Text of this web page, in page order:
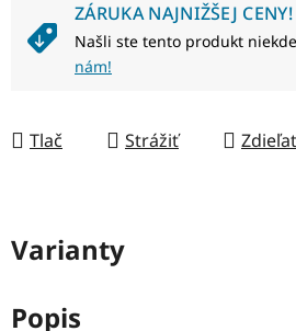
ZÁRUKA NAJNIŽŠEJ CENY!
Našli ste tento produkt
nám!
Tlač Strážiť Zdieľať
Varianty
Popis